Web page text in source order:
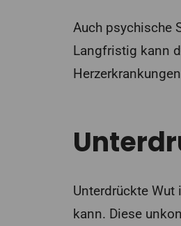
Auch psychische
Langfristig kann
Unterdrückte
kann. Diese